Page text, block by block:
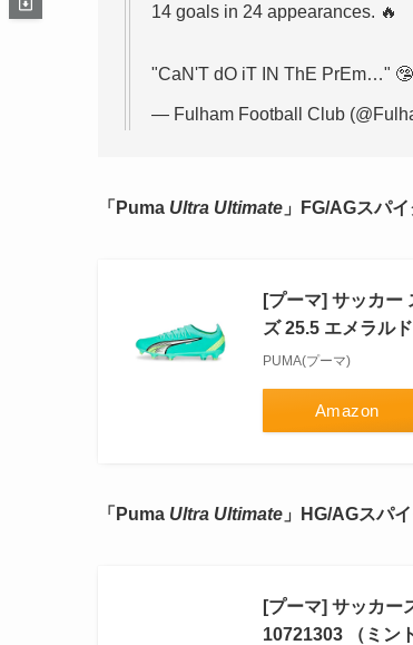
14 goals in 24 appearances. 🔥
"CaN'T dO iT IN ThE PrEm…" 🤥
— Fulham Football Club
「Puma Ultra Ultimate 」FG/AGスパ
[プーマ] サッカー
ズ 25.5 エメラル
PUMA(プーマ)
Amazon
「Puma Ultra Ultimate 」HG/AGスパ
[プーマ] サッカー
10721303 （ミン